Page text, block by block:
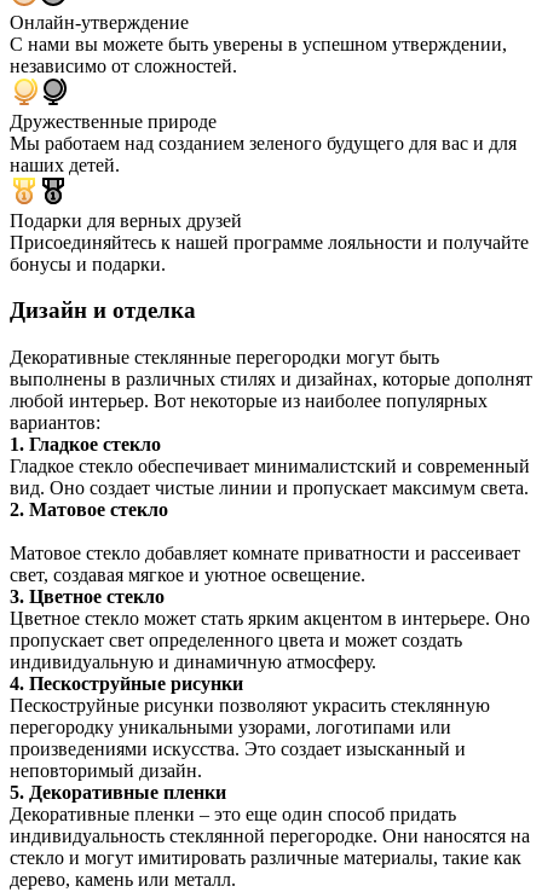
Онлайн-утверждение
С нами вы можете быть уверены в успешном утверждении,
независимо от сложностей.
Дружественные природе
Мы работаем над созданием зеленого будущего для вас и для
наших детей.
Подарки для верных друзей
Присоединяйтесь к нашей программе лояльности и получайте
бонусы и подарки.
Дизайн и отделка
Декоративные стеклянные перегородки могут быть
выполнены в различных стилях и дизайнах, которые дополнят
любой интерьер. Вот некоторые из наиболее популярных
вариантов:
1. Гладкое стекло
Гладкое стекло обеспечивает минималистский и современный
вид. Оно создает чистые линии и пропускает максимум света.
2. Матовое стекло
Матовое стекло добавляет комнате приватности и рассеивает
свет, создавая мягкое и уютное освещение.
3. Цветное стекло
Цветное стекло может стать ярким акцентом в интерьере. Оно
пропускает свет определенного цвета и может создать
индивидуальную и динамичную атмосферу.
4. Пескоструйные рисунки
Пескоструйные рисунки позволяют украсить стеклянную
перегородку уникальными узорами, логотипами или
произведениями искусства. Это создает изысканный и
неповторимый дизайн.
5. Декоративные пленки
Декоративные пленки – это еще один способ придать
индивидуальность стеклянной перегородке. Они наносятся на
стекло и могут имитировать различные материалы, такие как
дерево, камень или металл.